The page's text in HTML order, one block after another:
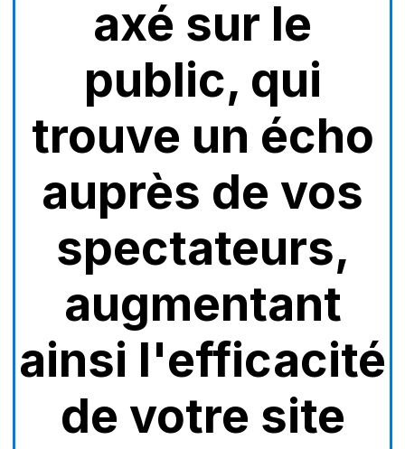
axé sur le
public, qui
trouve un écho
auprès de vos
spectateurs,
augmentant
ainsi l'efficacité
de votre site